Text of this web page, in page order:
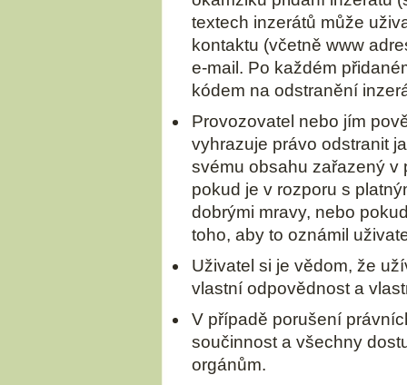
textech inzerátů může
kontaktu (včetně www
e-mail. Po každém
kódem na odstranění
Provozovatel nebo jím
vyhrazuje právo odstranit
svému obsahu zařazený v
pokud je v rozporu s
dobrými mravy, nebo
toho, aby to oznámil
Uživatel si je vědom, že
vlastní odpovědnost a
V případě porušení
součinnost a všechny
orgánům.